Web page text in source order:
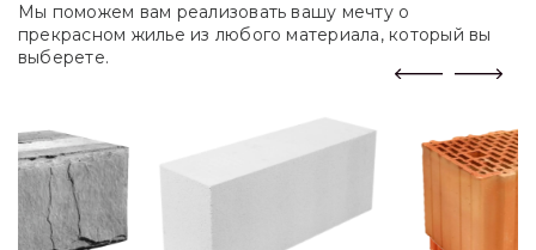
Мы поможем вам реализовать вашу мечту о
прекрасном жилье из любого материала, который вы
выберете.